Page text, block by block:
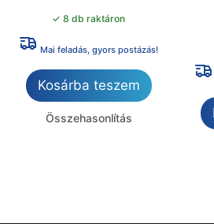
✓ 8 db raktáron
Mai feladás, gyors postázás!
Kosárba teszem
Összehasonlítás